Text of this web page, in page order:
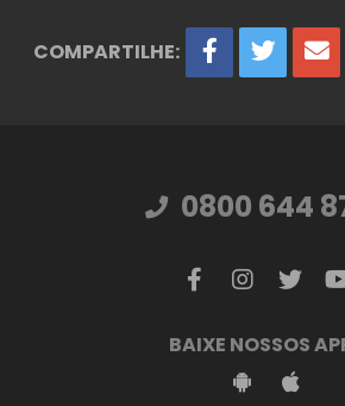
COMPARTILHE:
0800 644
BAIXE NOSSOS